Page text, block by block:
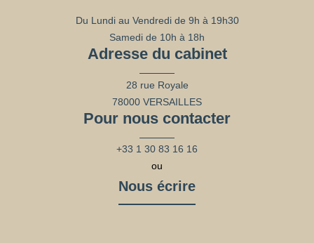
Du Lundi au Vendredi de 9h à 19h30
Samedi de 10h à 18h
Adresse du cabinet
28 rue Royale
78000 VERSAILLES
Pour nous contacter
+33 1 30 83 16 16
ou
Nous écrire